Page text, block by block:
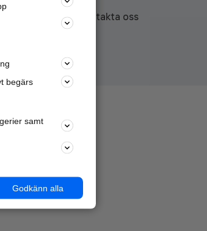
Kontakta oss
begärs
samt
Godkänn alla